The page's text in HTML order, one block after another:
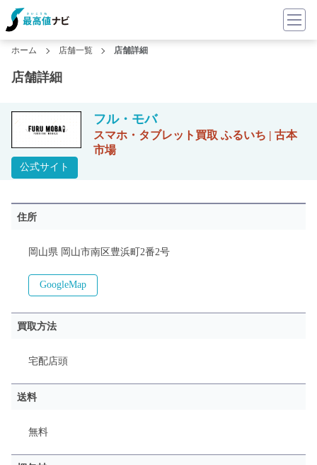
ホーム 店舗一覧 店舗詳細
店舗詳細
公式サイト
フル・モバ
スマホ・タブレット買取 ふるいち | 古本
市場
住所
岡山県 岡山市南区豊浜町2番2号
GoogleMap
買取方法
宅配店頭
送料
無料